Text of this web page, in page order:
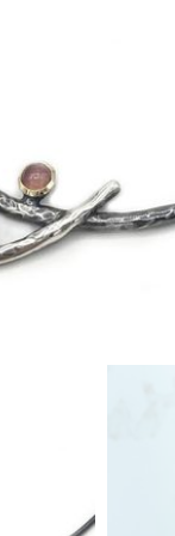
CUCURELLA